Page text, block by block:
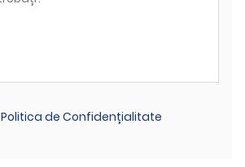
Politica de Confidențialitate